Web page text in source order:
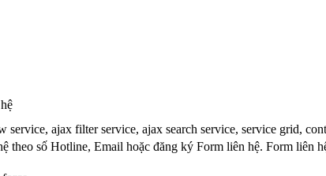
ajax filter service, ajax search service, service grid,
theo số Hotline, Email hoặc đăng ký Form liên hệ. Form liên